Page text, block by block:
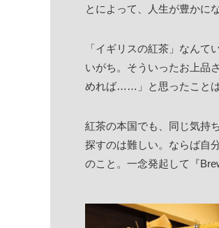
とによって、人生が豊かに
「イギリスの紅茶」なん
いがち。そういったお上品
めれば……」と思ったこと
紅茶の本国でも、同じ気持
探すのは難しい。ならば自
のこと。一念発起して『